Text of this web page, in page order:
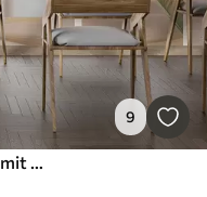
9
Fototapeten Tropische 3D-Blätter mit Palmen und Säulen